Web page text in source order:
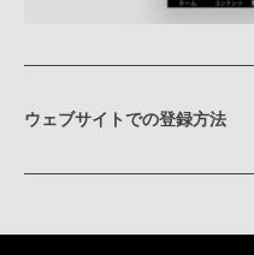
ウェブサイトでの登録方法